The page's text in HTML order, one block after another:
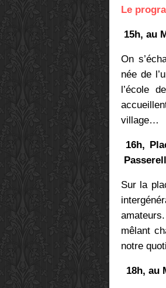
Le
15h, au
On
née de
l’école
village…
16h,
Sur la
mêlant
notre
18h, au